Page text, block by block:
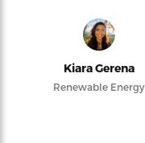
Kiara Gerena
Renewable Energy